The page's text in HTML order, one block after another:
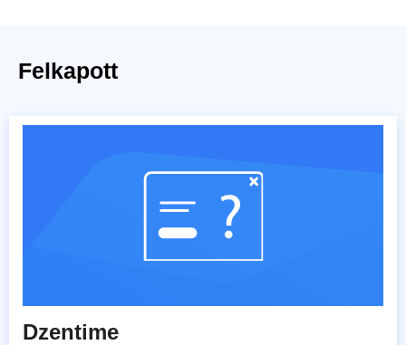
Felkapott
Dzentime